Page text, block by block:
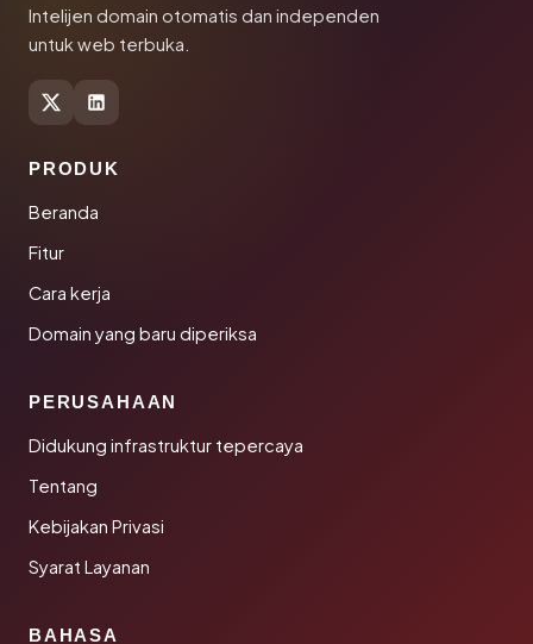
Intelijen domain otomatis dan independen
untuk web terbuka.
PRODUK
Beranda
Fitur
Cara kerja
Domain yang baru diperiksa
PERUSAHAAN
Didukung infrastruktur tepercaya
Tentang
Kebijakan Privasi
Syarat Layanan
BAHASA